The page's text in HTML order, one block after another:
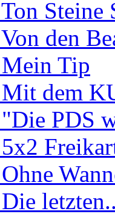
Steine
den
Tip
dem
PDS